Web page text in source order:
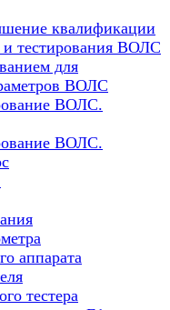
квалификации
тестирования ВОЛС
для
ВОЛС
ВОЛС.
ВОЛС.
аппарата
тестера